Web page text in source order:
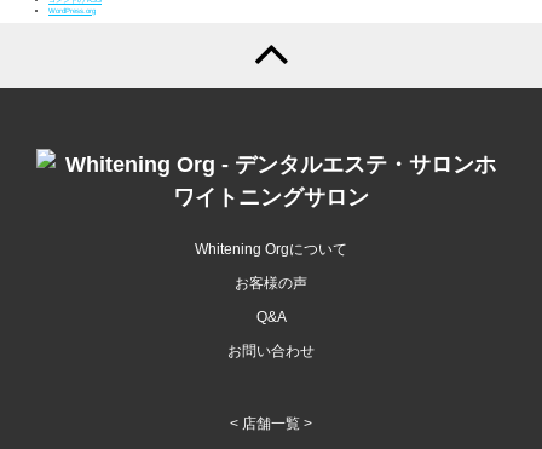
WordPress.org
Whitening Orgについて
お客様の声
Q&A
お問い合わせ
< 店舗一覧 >